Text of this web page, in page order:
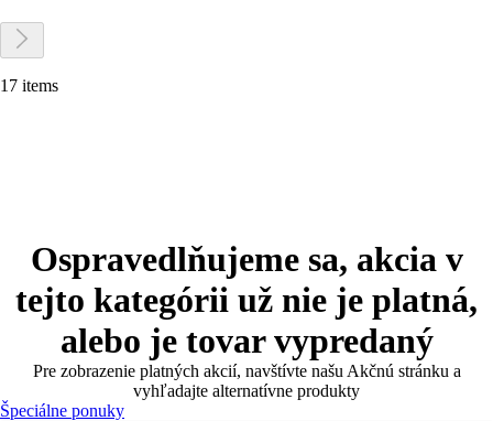
17 items
Ospravedlňujeme sa, akcia v
tejto kategórii už nie je platná,
alebo je tovar vypredaný
Pre zobrazenie platných akcií, navštívte našu Akčnú stránku a
vyhľadajte alternatívne produkty
Špeciálne ponuky